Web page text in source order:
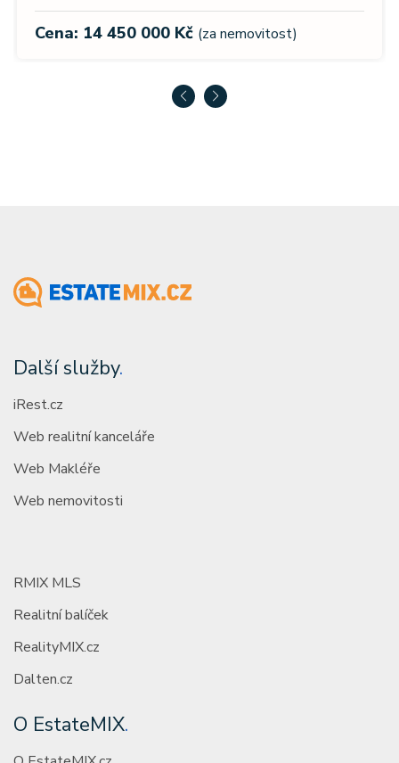
Cena: 14 450 000 Kč (za nemovitost)
Další služby.
iRest.cz
Web realitní kanceláře
Web Makléře
Web nemovitosti
RMIX MLS
Realitní balíček
RealityMIX.cz
Dalten.cz
O EstateMIX.